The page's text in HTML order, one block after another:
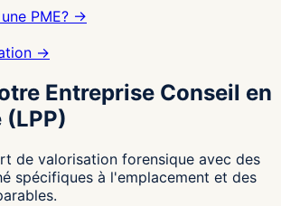
PME? →
→
Entreprise Conseil en
(LPP)
de valorisation forensique avec des
spécifiques à l'emplacement et des